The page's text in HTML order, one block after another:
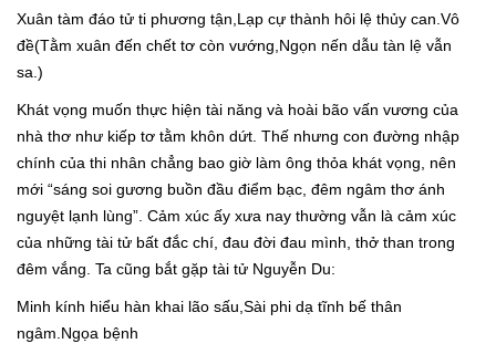
Xuân tàm đáo tử ti phương tận,Lạp cự thành hôi lệ thủy can.Vô
đề(Tằm xuân đến chết tơ còn vướng,Ngọn nến dẫu tàn lệ vẫn
sa.)
Khát vọng muốn thực hiện tài năng và hoài bão vấn vương của
nhà thơ như kiếp tơ tằm khôn dứt. Thế nhưng con đường nhập
chính của thi nhân chẳng bao giờ làm ông thỏa khát vọng, nên
mới “sáng soi gương buồn đầu điểm bạc, đêm ngâm thơ ánh
nguyệt lạnh lùng”. Cảm xúc ấy xưa nay thường vẫn là cảm xúc
của những tài tử bất đắc chí, đau đời đau mình, thở than trong
đêm vắng. Ta cũng bắt gặp tài tử Nguyễn Du:
Minh kính hiểu hàn khai lão sấu,Sài phi dạ tĩnh bế thân
ngâm.Ngọa bệnh